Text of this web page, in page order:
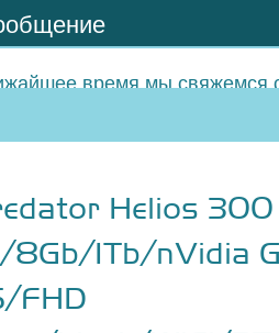
время мы свяжемся
Helios 300
1Tb/nVidia
FHD